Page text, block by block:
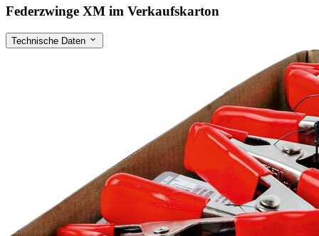
Federzwinge XM im Verkaufskarton
Technische Daten